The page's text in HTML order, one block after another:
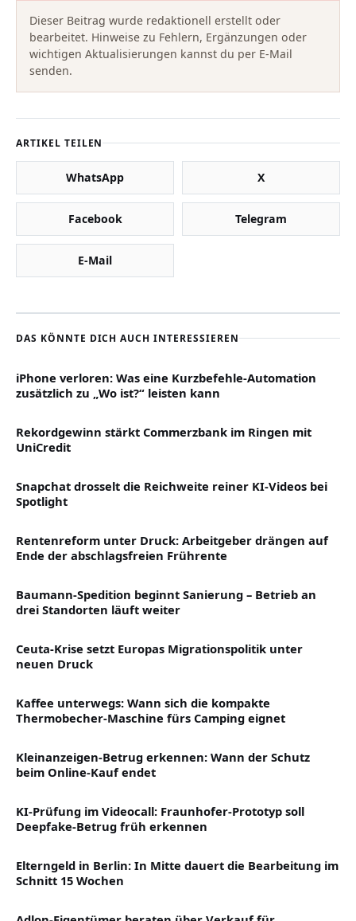
Dieser Beitrag wurde redaktionell erstellt oder
bearbeitet. Hinweise zu Fehlern, Ergänzungen oder
wichtigen Aktualisierungen kannst du per E-Mail
senden.
ARTIKEL TEILEN
WhatsApp X
Facebook Telegram
E-Mail
DAS KÖNNTE DICH AUCH INTERESSIEREN
iPhone verloren: Was eine Kurzbefehle-Automation
zusätzlich zu „Wo ist?“ leisten kann
Rekordgewinn stärkt Commerzbank im Ringen mit
UniCredit
Snapchat drosselt die Reichweite reiner KI-Videos bei
Spotlight
Rentenreform unter Druck: Arbeitgeber drängen auf
Ende der abschlagsfreien Frührente
Baumann-Spedition beginnt Sanierung – Betrieb an
drei Standorten läuft weiter
Ceuta-Krise setzt Europas Migrationspolitik unter
neuen Druck
Kaffee unterwegs: Wann sich die kompakte
Thermobecher-Maschine fürs Camping eignet
Kleinanzeigen-Betrug erkennen: Wann der Schutz
beim Online-Kauf endet
KI-Prüfung im Videocall: Fraunhofer-Prototyp soll
Deepfake-Betrug früh erkennen
Elterngeld in Berlin: In Mitte dauert die Bearbeitung im
Schnitt 15 Wochen